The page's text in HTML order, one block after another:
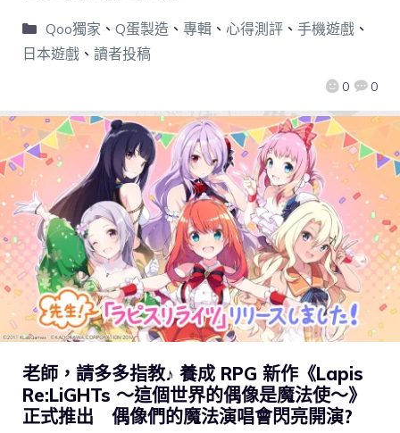
0 0
Qoo獨家 、 Q蛋製造 、 專輯、 心得測評、 手機遊戲、
日本遊戲 、 讀者投稿
老師，請多多指教♪ 養成 RPG 新作《Lapis
Re:LiGHTs ～這個世界的偶像是魔法使～》
正式推出 偶像們的魔法演唱會閃亮開演?